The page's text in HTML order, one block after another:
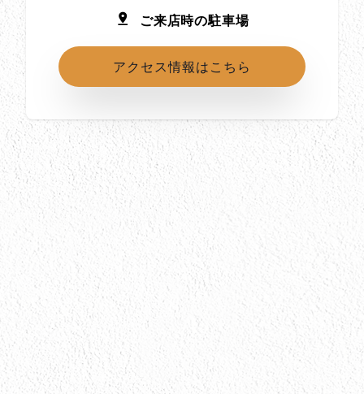
ご来店時の駐車場
アクセス情報はこちら
所在地